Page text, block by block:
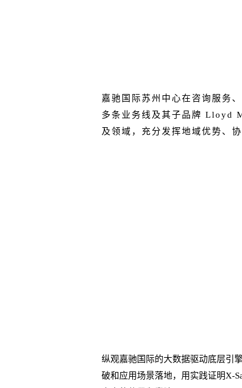
嘉驰国际苏州中心在咨询服务
多条业务线及其子品牌 Lloyd
及领域，充分发挥地域优势、
纵观嘉驰国际的大数据驱动底层引
破和应用场景落地，用实践证明X-